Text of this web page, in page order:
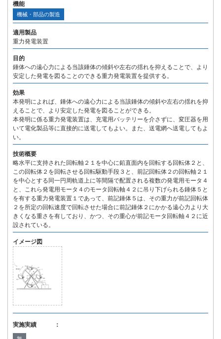
機能
機械・部品の製造
適用製品
重力発電装置
目的
錘体への遠心力による当該錘体の傾斜や左右の揺れを抑えることで、より
安定した発電を図ることのできる重力発電装置を提供する。
効果
本発明によれば、錘体への遠心力による当該錘体の傾斜や左右の揺れを抑
えることで、より安定した発電を図ることができる。
本発明に係る重力発電装置は、充電用バッテリーを介さずに、変圧器を用
いて電化製品等に直接的に送電してもよい。また、送電網へ送電してもよ
い。
技術概要
略水平に支持された回転軸２１を中心に鉛直面内を回転する回転体２と、
この回転体２を回転させる回転駆動手段３と、前記回転体２の回転軸２１
を中心とする同一円周軌道上に等間隔で配置される複数の発電用モータ４
と、これら発電用モータ４のモータ回転軸４２に吊り下げられる錘体５と
を有する重力発電装置１であって、前記錘体５は、その重力が前記回転体
２を所定の回転速度で回転させた場合に前記錘体２にかかる遠心力より大
きくなる重さを有しており、かつ、その重心が前記モータ回転軸４２に近
設されている。
イメージ図
実施実績 ：